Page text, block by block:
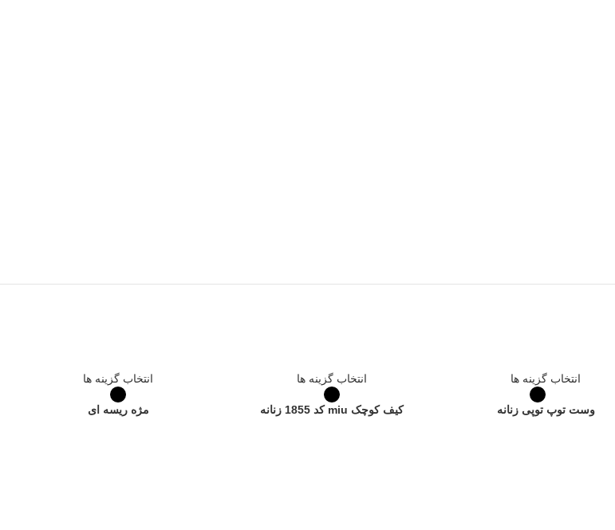
انتخاب گزینه ها
وست توپ توپی زنانه
انتخاب گزینه ها
کیف کوچک miu کد 1855 زنانه
انتخاب گزینه ها
مژه ریسه ای